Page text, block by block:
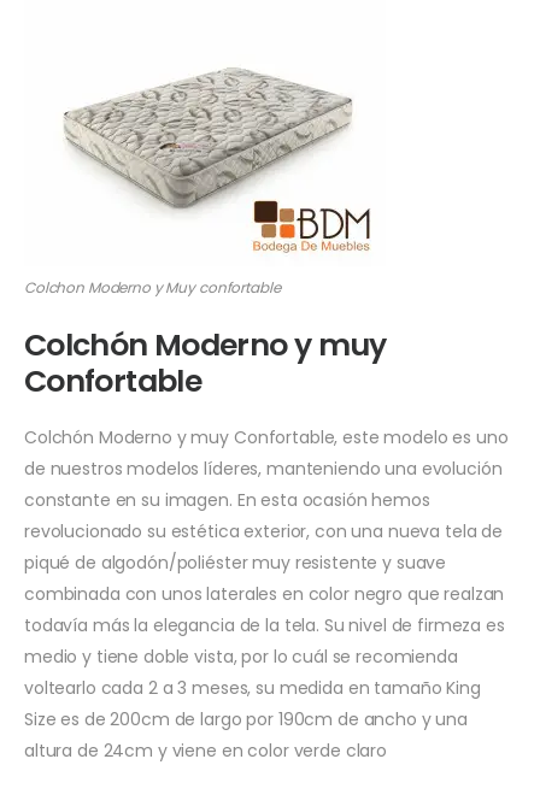
Colchon Moderno y Muy confortable
Colchón Moderno y muy
Confortable
Colchón Moderno y muy Confortable, este modelo es uno
de nuestros modelos líderes, manteniendo una evolución
constante en su imagen. En esta ocasión hemos
revolucionado su estética exterior, con una nueva tela de
piqué de algodón/poliéster muy resistente y suave
combinada con unos laterales en color negro que realzan
todavía más la elegancia de la tela. Su nivel de firmeza es
medio y tiene doble vista, por lo cuál se recomienda
voltearlo cada 2 a 3 meses, su medida en tamaño King
Size es de 200cm de largo por 190cm de ancho y una
altura de 24cm y viene en color verde claro